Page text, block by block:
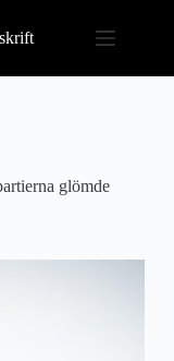
glömde